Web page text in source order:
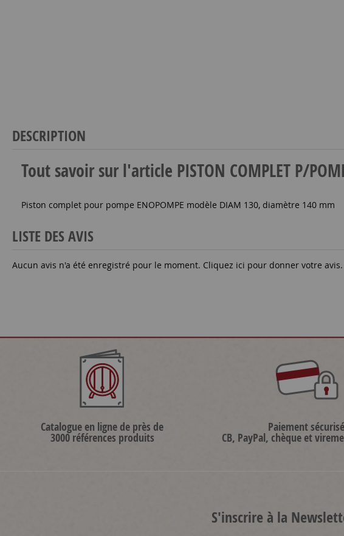
DESCRIPTION
Tout savoir sur l'article PISTON COMPLET P/
Piston complet pour pompe ENOPOMPE modèle DIAM 130, diamètre 140 mm
LISTE DES AVIS
Aucun avis n'a été enregistré pour le moment. Cliquez ici pour donner votre avis.
Catalogue en ligne de près de
3000 références produits
Paiement sécurisé
CB, PayPal, chèque et
S'inscrire à la